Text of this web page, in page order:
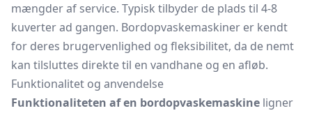
mængder af service. Typisk tilbyder de plads til 4-8
kuverter ad gangen. Bordopvaskemaskiner er kendt
for deres brugervenlighed og fleksibilitet, da de nemt
kan tilsluttes direkte til en vandhane og en afløb.
Funktionalitet og anvendelse
Funktionaliteten af en bordopvaskemaskine ligner